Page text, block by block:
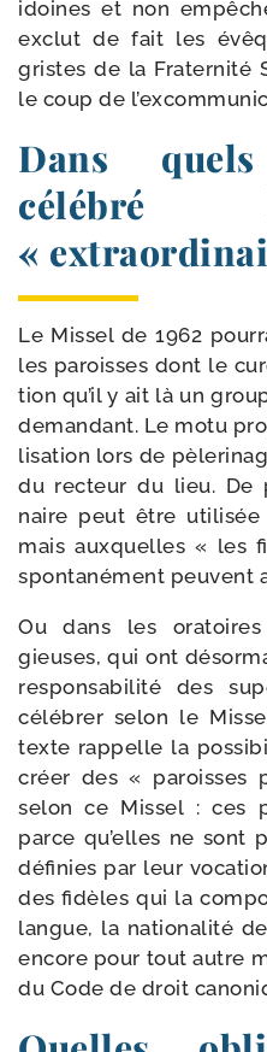
idoines et non
exclut de fait les
gristes de la Fraternité
le coup de
Dans
«
Le Missel de 1962
les paroisses dont le
tion qu’il y ait là un
deman­dant. Le motu
li­sa­tion lors de
du rec­teur du lieu.
naire peut être uti­li­sée
mais aux­quelles « les
spon­ta­né­ment peuvent
Ou dans les
gieuses, qui ont
res­pon­sa­bi­li­té des
célé­brer selon le
texte rap­pelle la
créer des « paroisses
selon ce Missel : ces
parce qu’elles ne sont
défi­nies par leur
des fidèles qui la
langue, la natio­na­li­té
encore pour tout autre
du Code de droit